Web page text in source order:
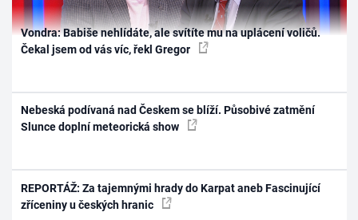
Vondra: Babiše nehlídáte, ale svítíte mu na uplácení voličů.
Čekal jsem od vás víc, řekl Gregor
Nebeská podívaná nad Českem se blíží. Působivé zatmění
Slunce doplní meteorická show
REPORTÁŽ: Za tajemnými hrady do Karpat aneb Fascinující
zříceniny u českých hranic